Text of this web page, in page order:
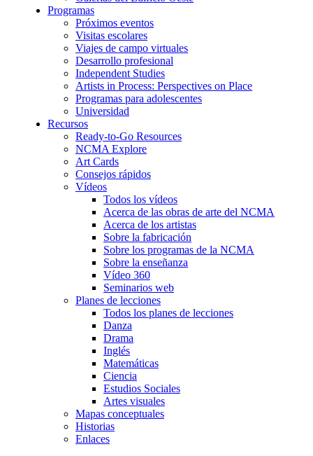
Programas
Próximos eventos
Visitas escolares
Viajes de campo virtuales
Desarrollo profesional
Independent Studies
Artists in Process: Perspectives on Place
Programas para adolescentes
Universidad
Recursos
Ready-to-Go Resources
NCMA Explore
Art Cards
Consejos rápidos
Vídeos
Todos los vídeos
Acerca de las obras de arte del NCMA
Acerca de los artistas
Sobre la fabricación
Sobre los programas de la NCMA
Sobre la enseñanza
Vídeo 360
Seminarios web
Planes de lecciones
Todos los planes de lecciones
Danza
Drama
Inglés
Matemáticas
Ciencia
Estudios Sociales
Artes visuales
Mapas conceptuales
Historias
Enlaces